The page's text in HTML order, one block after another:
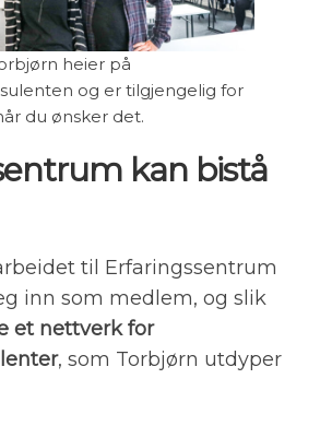
heier på
og er tilgjengelig for
du ønsker det.
kan bistå
til Erfaringssentrum
inn som medlem, og slik
et nettverk for
, som Torbjørn utdyper